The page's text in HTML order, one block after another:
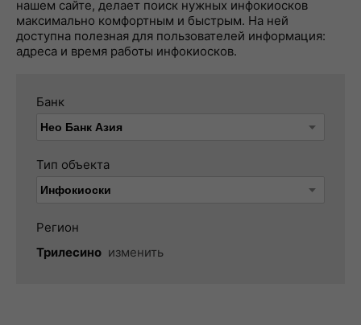
нашем сайте, делает поиск нужных инфокиосков
максимально комфортным и быстрым. На ней
доступна полезная для пользователей информация:
адреса и время работы инфокиосков.
Банк
Тип объекта
Регион
Трилесино изменить